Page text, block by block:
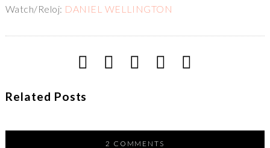
Watch/Reloj: DANIEL WELLINGTON
Related Posts
2 COMMENTS